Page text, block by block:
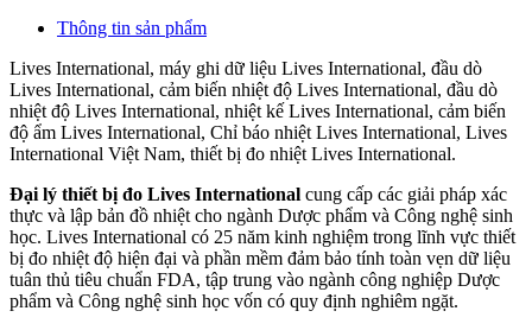
Thông tin sản phẩm
Lives International, máy ghi dữ liệu Lives International, đầu dò
Lives International, cảm biến nhiệt độ Lives International, đầu dò
nhiệt độ Lives International, nhiệt kế Lives International, cảm biến
độ ẩm Lives International, Chỉ báo nhiệt Lives International, Lives
International Việt Nam, thiết bị đo nhiệt Lives International.
Đại lý thiết bị đo Lives International cung cấp các giải pháp xác
thực và lập bản đồ nhiệt cho ngành Dược phẩm và Công nghệ sinh
học. Lives International có 25 năm kinh nghiệm trong lĩnh vực thiết
bị đo nhiệt độ hiện đại và phần mềm đảm bảo tính toàn vẹn dữ liệu
tuân thủ tiêu chuẩn FDA, tập trung vào ngành công nghiệp Dược
phẩm và Công nghệ sinh học vốn có quy định nghiêm ngặt.